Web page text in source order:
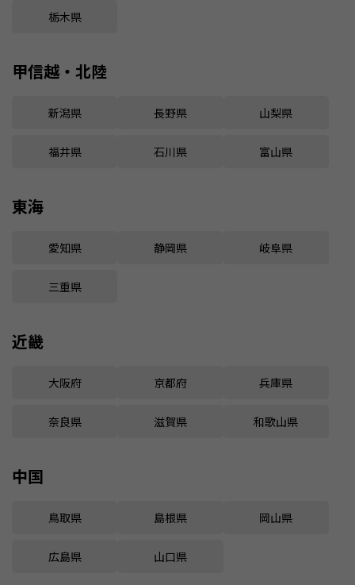
栃木県
甲信越・北陸
新潟県 長野県 山梨県
福井県 石川県 富山県
東海
愛知県 静岡県 岐阜県
三重県
近畿
大阪府 京都府 兵庫県
奈良県 滋賀県 和歌山県
中国
鳥取県 島根県 岡山県
広島県 山口県